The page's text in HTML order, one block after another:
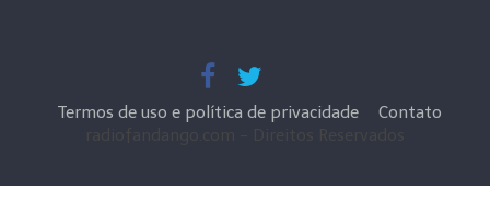
Termos de uso e política de privacidade
Contato